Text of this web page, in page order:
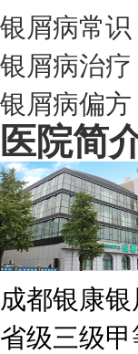
银屑病常识
银屑病治疗
银屑病偏方
医院简
成都银康
省级三级